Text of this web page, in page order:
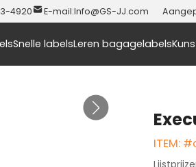
4920 E-mail:Info@GS-JJ.com
Snelle labelsLeren bagagelabels
ITEM: